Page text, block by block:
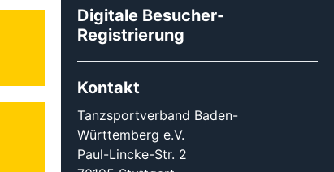
Digitale Besucher-
Registrierung
Kontakt
Tanzsportverband Baden-
Württemberg e.V.
Paul-Lincke-Str. 2